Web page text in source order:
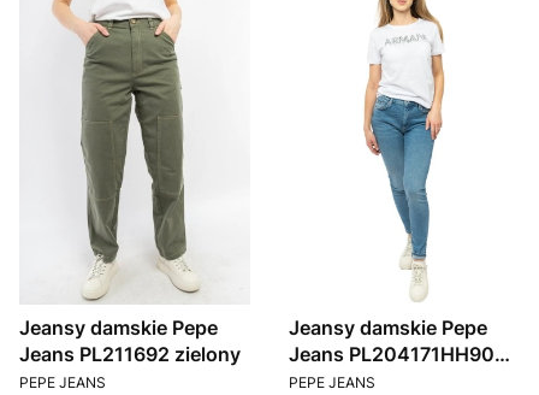
Jeansy damskie Pepe
Jeans PL211692 zielony
PRODUCENT
PEPE JEANS
Jeansy damskie Pepe
Jeans PL204171HH90
000 niebieskie
PRODUCENT
PEPE JEANS